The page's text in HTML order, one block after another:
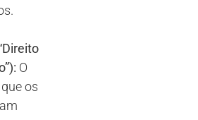
O
os